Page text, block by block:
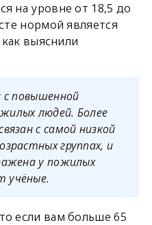
на уровне от 18,5 до
нормой является
выяснили
с повышенной
людей. Более
с самой низкой
группах, и
у пожилых
учёные.
если вам больше 65